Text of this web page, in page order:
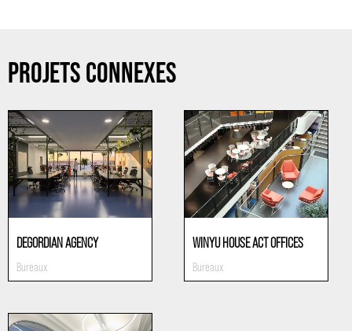
PROJETS CONNEXES
DEGORDIAN AGENCY
Bureaux
WINYU HOUSE ACT OFFICES
Bureaux